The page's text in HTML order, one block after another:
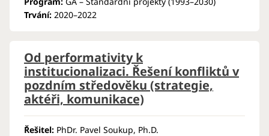
Trvání: 2020–2022
Od performativity k
institucionalizaci. Řešení konfliktů v
pozdním středověku (strategie,
aktéři, komunikace)
Řešitel: PhDr. Pavel Soukup, Ph.D.